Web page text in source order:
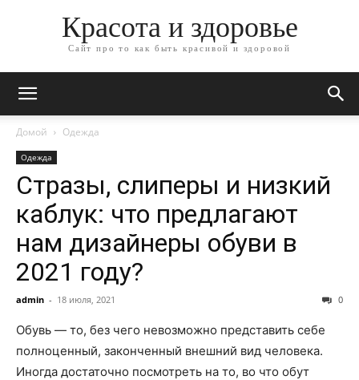
Красота и здоровье
Сайт про то как быть красивой и здоровой
Домой Одежда
Одежда
Стразы, слиперы и низкий
каблук: что предлагают
нам дизайнеры обуви в
2021 году?
admin - 18 июля, 2021 0
Обувь — то, без чего невозможно представить себе
полноценный, законченный внешний вид человека.
Иногда достаточно посмотреть на то, во что обут